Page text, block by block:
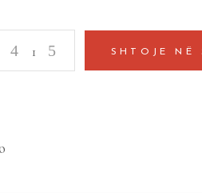
SHTOJE NË